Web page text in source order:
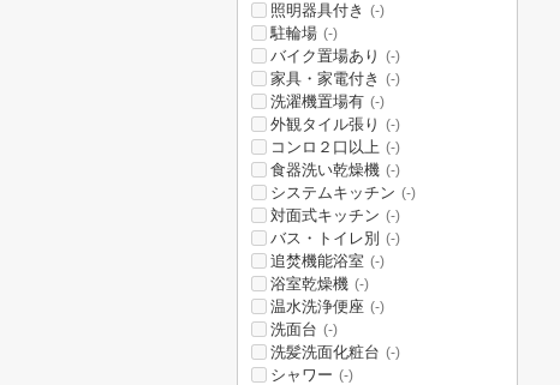
照明器具付き (-)
駐輪場 (-)
バイク置場あり (-)
家具・家電付き (-)
洗濯機置場有 (-)
外観タイル張り (-)
コンロ２口以上 (-)
食器洗い乾燥機 (-)
システムキッチン (-)
対面式キッチン (-)
バス・トイレ別 (-)
追焚機能浴室 (-)
浴室乾燥機 (-)
温水洗浄便座 (-)
洗面台 (-)
洗髪洗面化粧台 (-)
シャワー (-)